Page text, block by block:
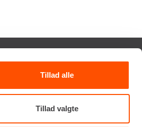
Tillad alle
Tillad valgte
TILMELD NYHEDSBREV
invitationer, tips og tricks m.m.